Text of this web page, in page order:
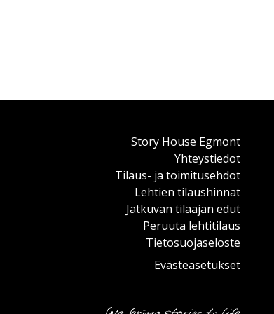
Story House Egmont
Yhteystiedot
Tilaus- ja toimitusehdot
Lehtien tilaushinnat
Jatkuvan tilaajan edut
Peruuta lehtitilaus
Tietosuojaseloste
Evästeasetukset